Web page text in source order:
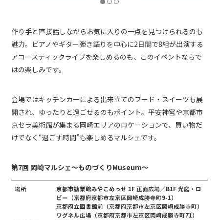
作り手と直接話しながらお気に入りの一点を見つけられるのも
魅力。ピアノやギター弾き語りを中心に2日間で8組が出演する
アコースティックライブを楽しめるのも、このイベントならで
はの楽しみです。
会場ではキッチンカーによる出来立てのフード・スイーツも展
開され、ゆったりと過ごせるのもポイント。平安神宮や京都市
京セラ美術館が集まる岡崎エリアのロケーションで、買い物だ
けでなく“過ごす時間”も楽しめるマルシェです。
第7回 岡崎マルシェ～ものづくりMuseum～
場所
京都市勧業館みやこめっせ 1F 正面広場／B1F 光庭・ロ
ビー（京都府京都市左京区岡崎成勝寺町9-1）
京都府立図書館前（京都府京都市左京区岡崎成勝寺町）
ワグネル広場（京都府京都市左京区岡崎成勝寺町71）